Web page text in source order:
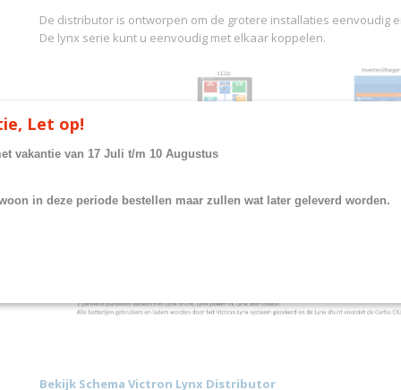
De distributor is ontworpen om de grotere installaties eenvoudig
De lynx serie kunt u eenvoudig met elkaar koppelen.
Bekijk Schema Victron Lynx Distributor
Let op!
vakantie van 17 Juli t/m 10 Augustus
in deze periode bestellen maar zullen wat later geleverd worden.